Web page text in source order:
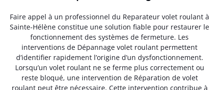
Faire appel à un professionnel du Reparateur volet roulant à
Sainte-Hélène constitue une solution fiable pour restaurer le
fonctionnement des systèmes de fermeture. Les
interventions de Dépannage volet roulant permettent
d’identifier rapidement l’origine d’un dysfonctionnement.
Lorsqu’un volet roulant ne se ferme plus correctement ou
reste bloqué, une intervention de Réparation de volet
roulant peut être nécessaire. Cette intervention contribue à